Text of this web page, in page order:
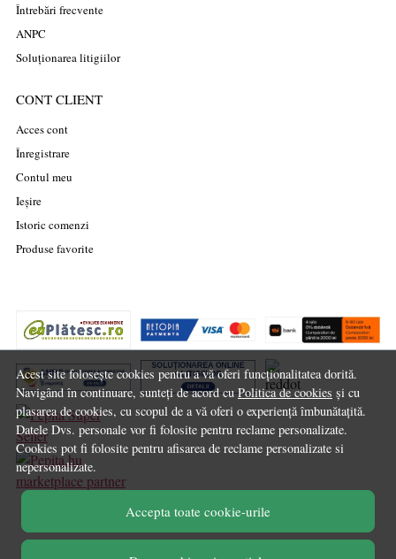
Acest site folosește cookies pentru a vă oferi funcționalitatea dorită.
Navigând în continuare, sunteți de acord cuPolitica de cookies și cu
plasarea de cookies, cu scopul de a vă oferi o experiență îmbunătațită.
Datele Dvs. personale vor fi folosite pentru reclame personalizate.
Cookies pot fi folosite pentru afisarea de reclame personalizate si
nepersonalizate.
Accepta toate cookie-urile
Întrebări frecvente
ANPC
Soluționarea litigiilor
CONT CLIENT
Acces cont
Înregistrare
Contul meu
Ieșire
Istoric comenzi
Produse favorite
marketplace partner